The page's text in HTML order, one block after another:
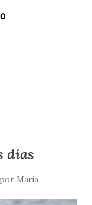
días
por Maria